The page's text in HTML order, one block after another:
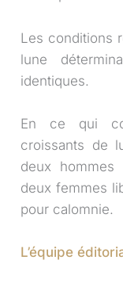
Les conditions
lune
identiques.
En ce qui
croissants de
deux
deux femmes
pour calomnie.
L’équipe